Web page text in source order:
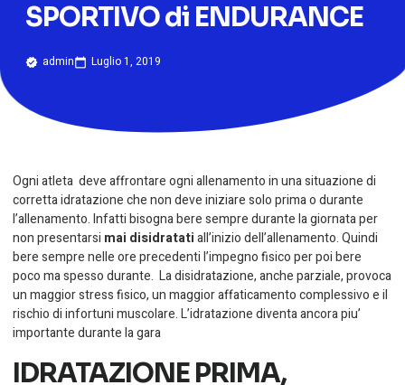
SPORTIVO di ENDURANCE
admin Luglio 1, 2019
Ogni atleta deve affrontare ogni allenamento in una situazione di
corretta idratazione che non deve iniziare solo prima o durante
l’allenamento. Infatti bisogna bere sempre durante la giornata per
non presentarsi mai disidratatiall’inizio dell’allenamento. Quindi
bere sempre nelle ore precedenti l’impegno fisico per poi bere
poco ma spesso durante. La disidratazione, anche parziale, provoca
un maggior stress fisico, un maggior affaticamento complessivo e il
rischio di infortuni muscolare. L’idratazione diventa ancora piu’
importante durante la gara
IDRATAZIONE PRIMA,